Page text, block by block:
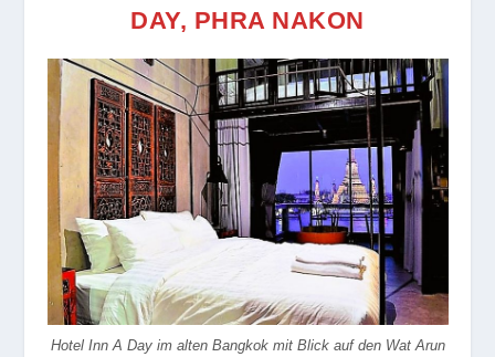
DAY, PHRA NAKON
Hotel Inn A Day im alten Bangkok mit Blick auf den Wat Arun